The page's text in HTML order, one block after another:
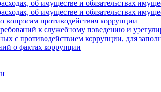
об имуществе и обязательствах
об имуществе и обязательствах
вопросам противодействия коррупции
к служебному поведению и
с противодействием коррупции, для
о фактах коррупции